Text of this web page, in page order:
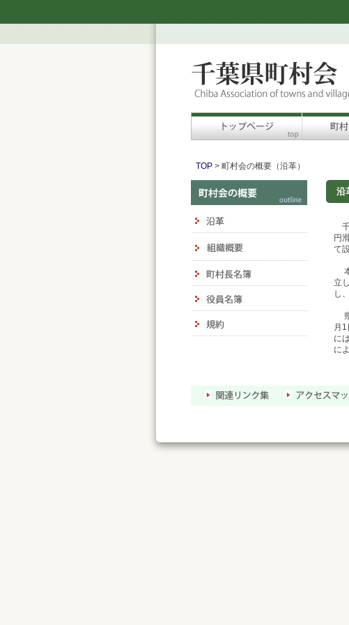
TOP> 町村会の概要（沿革）
沿
千
円
て
本
立
し
県
月
に
に